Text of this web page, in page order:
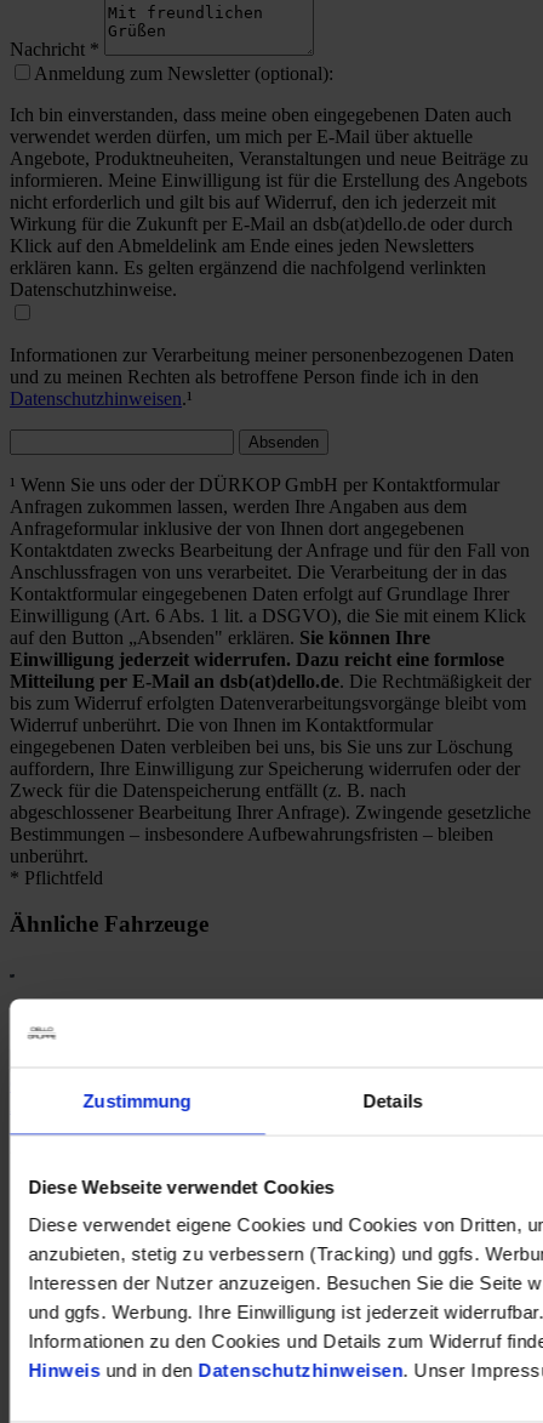
Zustimmung Details
Diese Webseite verwendet Cookies
Diese verwendet eigene Cookies und Cookies von Dritten,
anzubieten, stetig zu verbessern (Tracking) und ggfs.
Interessen der Nutzer anzuzeigen. Besuchen Sie die Seite
und ggfs. Werbung. Ihre Einwilligung ist jederzeit
Informationen zu den Cookies und Details zum Widerruf
Hinweisund in den Datenschutzhinweisen. Unser
Nachricht *
Anmeldung zum Newsletter (optional):
Ich bin einverstanden, dass meine oben eingegebenen Daten auch
verwendet werden dürfen, um mich per E-Mail über aktuelle
Angebote, Produktneuheiten, Veranstaltungen und neue Beiträge zu
informieren. Meine Einwilligung ist für die Erstellung des Angebots
nicht erforderlich und gilt bis auf Widerruf, den ich jederzeit mit
Wirkung für die Zukunft per E-Mail an dsb(at)dello.de oder durch
Klick auf den Abmeldelink am Ende eines jeden Newsletters
erklären kann. Es gelten ergänzend die nachfolgend verlinkten
Datenschutzhinweise.
Informationen zur Verarbeitung meiner personenbezogenen Daten
und zu meinen Rechten als betroffene Person finde ich in den
Datenschutzhinweisen.¹
Absenden
¹ Wenn Sie uns oder der DÜRKOP GmbH per Kontaktformular
Anfragen zukommen lassen, werden Ihre Angaben aus dem
Anfrageformular inklusive der von Ihnen dort angegebenen
Kontaktdaten zwecks Bearbeitung der Anfrage und für den Fall von
Anschlussfragen von uns verarbeitet. Die Verarbeitung der in das
Kontaktformular eingegebenen Daten erfolgt auf Grundlage Ihrer
Einwilligung (Art. 6 Abs. 1 lit. a DSGVO), die Sie mit einem Klick
auf den Button „Absenden" erklären. Sie können Ihre
Einwilligung jederzeit widerrufen. Dazu reicht eine formlose
Mitteilung per E-Mail an dsb(at)dello.de. Die Rechtmäßigkeit der
bis zum Widerruf erfolgten Datenverarbeitungsvorgänge bleibt vom
Widerruf unberührt. Die von Ihnen im Kontaktformular
eingegebenen Daten verbleiben bei uns, bis Sie uns zur Löschung
auffordern, Ihre Einwilligung zur Speicherung widerrufen oder der
Zweck für die Datenspeicherung entfällt (z. B. nach
abgeschlossener Bearbeitung Ihrer Anfrage). Zwingende gesetzliche
Bestimmungen – insbesondere Aufbewahrungsfristen – bleiben
unberührt.
* Pflichtfeld
Ähnliche Fahrzeuge
Allwetter Navi LED
Vorführwagen
Erstzulassung04/2026
Leistung83 kW / 113 PS
KraftstoffartElektro
Lenkradhzg / Sitzhzg
Rückfahrkam.,Parkpilot
11kw-OnBoardCharger